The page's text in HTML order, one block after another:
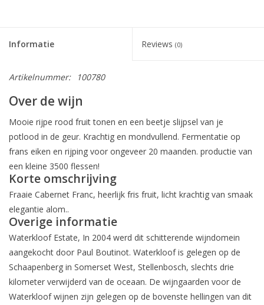
Informatie Reviews (0)
Artikelnummer: 100780
Over de wijn
Mooie rijpe rood fruit tonen en een beetje slijpsel van je
potlood in de geur. Krachtig en mondvullend. Fermentatie op
frans eiken en rijping voor ongeveer 20 maanden. productie van
een kleine 3500 flessen!
Korte omschrijving
Fraaie Cabernet Franc, heerlijk fris fruit, licht krachtig van smaak
elegantie alom..
Overige informatie
Waterkloof Estate, In 2004 werd dit schitterende wijndomein
aangekocht door Paul Boutinot. Waterkloof is gelegen op de
Schaapenberg in Somerset West, Stellenbosch, slechts drie
kilometer verwijderd van de oceaan. De wijngaarden voor de
Waterkloof wijnen zijn gelegen op de bovenste hellingen van dit